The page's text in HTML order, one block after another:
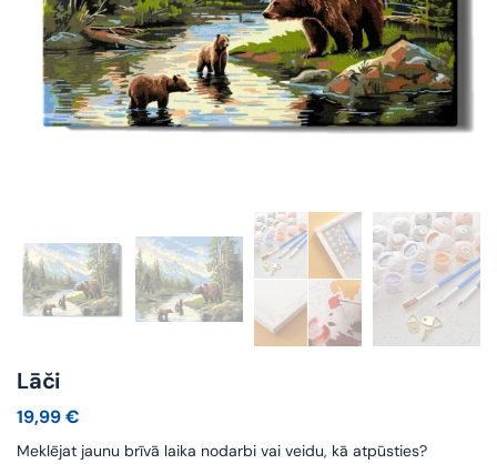
Lāči
19,99€
Meklējat jaunu brīvā laika nodarbi vai veidu, kā atpūsties?